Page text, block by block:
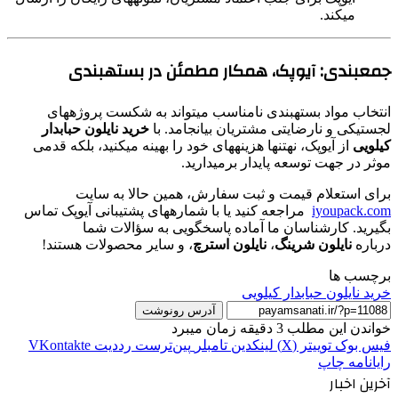
میکند.
جمعبندی: آیوپک، همکار مطمئن در بستهبندی
انتخاب مواد بستهبندی نامناسب میتواند به شکست پروژههای
لجستیکی و نارضایتی مشتریان بیانجامد. با خرید نایلون حبابدار
کیلویی از آیوپک، نهتنها هزینههای خود را بهینه میکنید، بلکه قدمی
موثر در جهت توسعه پایدار برمیدارید.
برای استعلام قیمت و ثبت سفارش، همین حالا به سایت
iyoupack.com مراجعه کنید یا با شمارههای پشتیبانی آیوپک تماس
بگیرید. کارشناسان ما آماده پاسخگویی به سؤالات شما
درباره نایلون شرینگ، نایلون استرچ، و سایر محصولات هستند!
برچسب ها
خرید نایلون حبابدار کیلویی
آدرس رونوشت
خواندن این مطلب 3 دقیقه زمان میبرد
فیس بوک توییتر (X) لینکدین ‫تامبلر ‫پین‌ترست ‫رددیت ‫VKontakte
رایانامه چاپ
آخرین اخبار